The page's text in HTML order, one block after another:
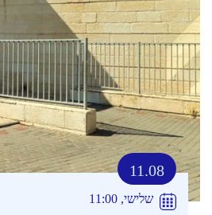
11.08
שלישי, 11:00